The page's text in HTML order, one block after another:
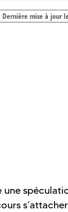
Dernière mise à jour